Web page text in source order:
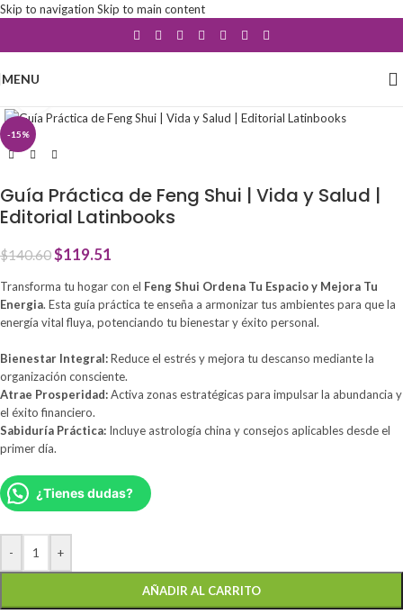
Skip to navigation Skip to main content
MENU
-15%
Guía Práctica de Feng Shui | Vida y Salud |
Editorial Latinbooks
$140.60$119.51
Transforma tu hogar con el Feng Shui Ordena Tu Espacio y Mejora Tu
Energia. Esta guía práctica te enseña a armonizar tus ambientes para que la
energía vital fluya, potenciando tu bienestar y éxito personal.
Bienestar Integral:Reduce el estrés y mejora tu descanso mediante la
organización consciente.
Atrae Prosperidad:Activa zonas estratégicas para impulsar la abundancia y
el éxito financiero.
Sabiduría Práctica: Incluye astrología china y consejos aplicables desde el
primer día.
¿Tienes dudas?
- +
AÑADIR AL CARRITO